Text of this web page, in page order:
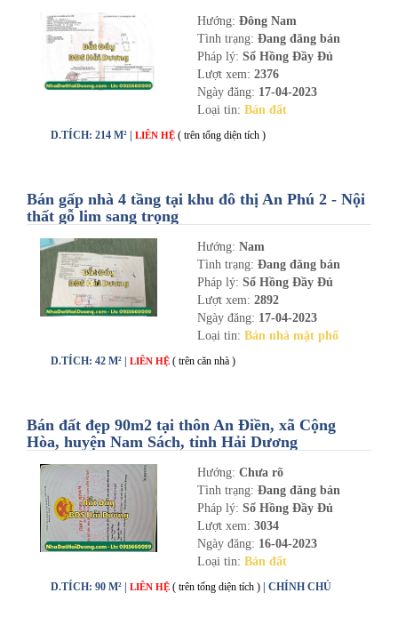
Hướng: Đông Nam
Tình trạng: Đang đăng bán
Pháp lý: Sổ Hồng Đầy Đủ
Lượt xem: 2376
Ngày đăng: 17-04-2023
Loại tin: Bán đất
D.TÍCH: 214 M² | LIÊN HỆ ( trên tổng diện tích )
Bán gấp nhà 4 tầng tại khu đô thị An Phú 2 - Nội
thất gỗ lim sang trọng
Hướng: Nam
Tình trạng: Đang đăng bán
Pháp lý: Sổ Hồng Đầy Đủ
Lượt xem: 2892
Ngày đăng: 17-04-2023
Loại tin: Bán nhà mặt phố
D.TÍCH: 42 M² | LIÊN HỆ ( trên căn nhà )
Bán đất đẹp 90m2 tại thôn An Điền, xã Cộng
Hòa, huyện Nam Sách, tỉnh Hải Dương
Hướng: Chưa rõ
Tình trạng: Đang đăng bán
Pháp lý: Sổ Hồng Đầy Đủ
Lượt xem: 3034
Ngày đăng: 16-04-2023
Loại tin: Bán đất
D.TÍCH: 90 M² | LIÊN HỆ ( trên tổng diện tích ) | CHÍNH CHỦ